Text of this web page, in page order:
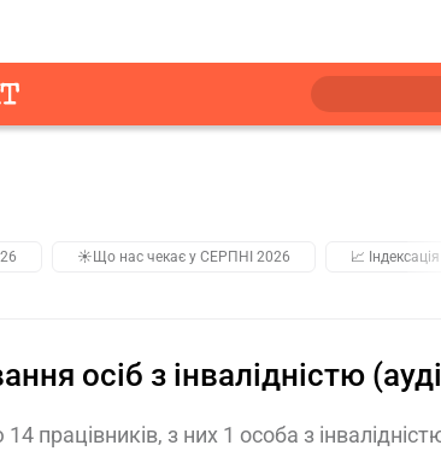
☀️Що нас чекає у СЕРПНІ 2026 📈
осіб з інвалідністю
працівників, з них 1 особа з